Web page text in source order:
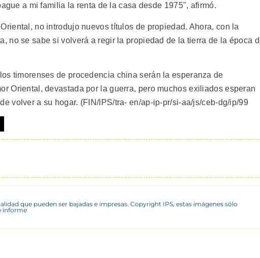
a mi familia la renta de la casa desde 1975", afirmó.
no introdujo nuevos títulos de propiedad. Ahora, con la
no se sabe si volverá a regir la propiedad de la tierra de la época
timorenses de procedencia china serán la esperanza de
Oriental, devastada por la guerra, pero muchos exiliados esperan
volver a su hogar. (FIN/IPS/tra- en/ap-ip-pr/si-aa/js/ceb-dg/ip/99
que pueden ser bajadas e impresas. Copyright IPS, estas imágenes sólo
informe